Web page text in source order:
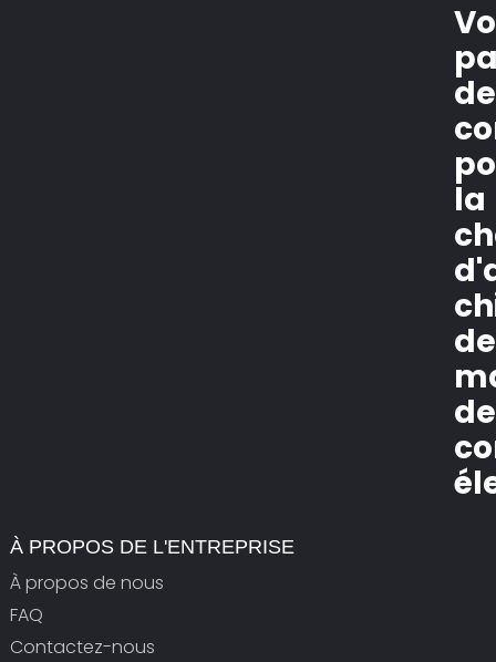
de
la
de
À PROPOS DE L'ENTREPRISE
À propos de nous
FAQ
Contactez-nous